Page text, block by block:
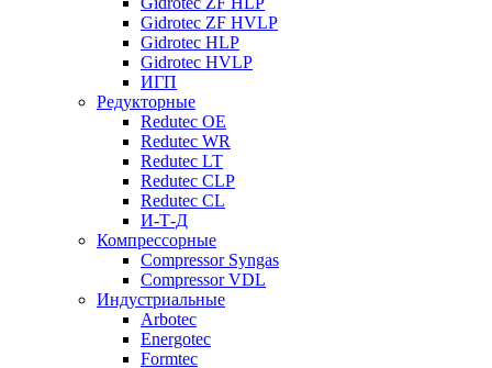
Gidrotec ZF HVLP
Gidrotec HLP
Gidrotec HVLP
ИГП
Редукторные
Redutec OE
Redutec WR
Redutec LT
Redutec CLP
Redutec CL
И-Т-Д
Компрессорные
Compressor Syngas
Compressor VDL
Индустриальные
Arbotec
Energotec
Formtec